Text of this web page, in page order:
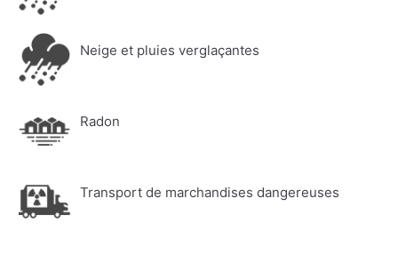
Neige et pluies verglaçantes
Radon
Transport de marchandises dangereuses